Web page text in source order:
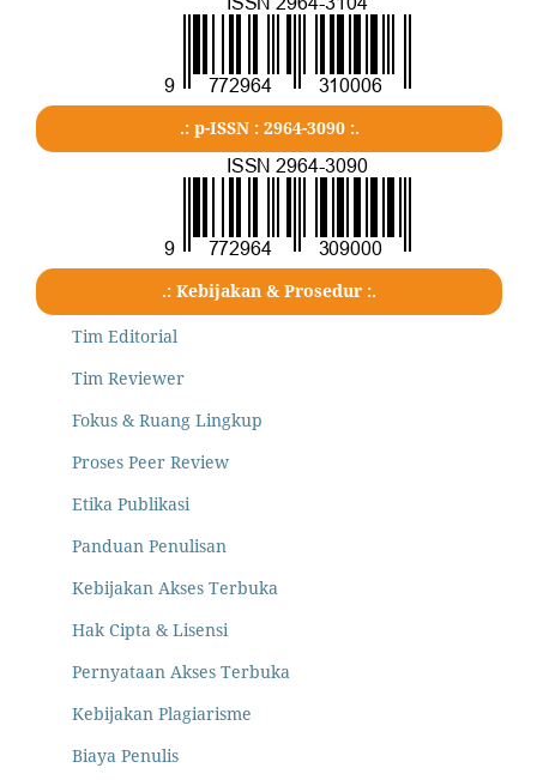
.: p-ISSN : 2964-3090 :.
.: Kebijakan & Prosedur :.
Tim Editorial
Tim Reviewer
Fokus & Ruang Lingkup
Proses Peer Review
Etika Publikasi
Panduan Penulisan
Kebijakan Akses Terbuka
Hak Cipta & Lisensi
Pernyataan Akses Terbuka
Kebijakan Plagiarisme
Biaya Penulis